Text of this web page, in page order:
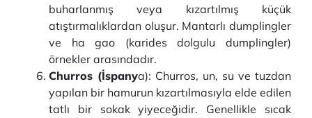
buharlanmış veya kızartılmış küçük
atıştırmalıklardan oluşur. Mantarlı dumplingler
ve ha gao (karides dolgulu dumplingler)
örnekler arasındadır.
Churros (İspanya): Churros, un, su ve tuzdan
yapılan bir hamurun kızartılmasıyla elde edilen
tatlı bir sokak yiyeceğidir. Genellikle sıcak